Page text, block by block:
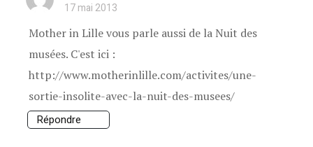
17 mai 2013
Mother in Lille vous parle aussi de la Nuit des
musées. C'est ici :
http://www.motherinlille.com/activites/une-
sortie-insolite-avec-la-nuit-des-musees/
Répondre